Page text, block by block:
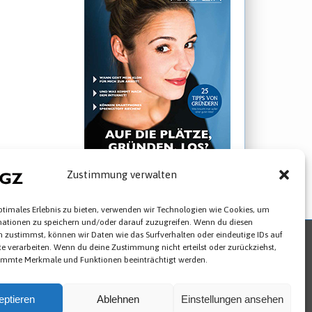
Zustimmung verwalten
Erlebnis zu bieten, verwenden wir Technologien wie Cookies, um
zu speichern und/oder darauf zuzugreifen. Wenn du diesen
zustimmst, können wir Daten wie das Surfverhalten oder eindeutige IDs auf
verarbeiten. Wenn du deine Zustimmung nicht erteilst oder zurückziehst,
Merkmale und Funktionen beeinträchtigt werden.
Ablehnen Einstellungen ansehen
25 Jahre TGZ
Newsletter abbestellen Cookies
0